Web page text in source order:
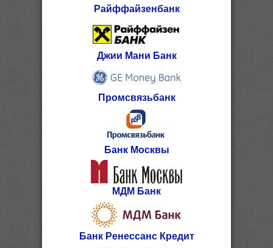
Райффайзенбанк
Джии Мани Банк
Промсвязьбанк
Банк Москвы
МДМ Банк
Банк Ренессанс Кредит